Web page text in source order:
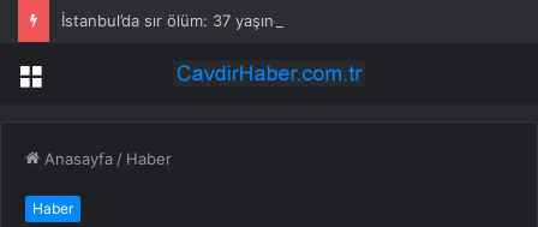
Menü
Anasayfa / Haber
Haber